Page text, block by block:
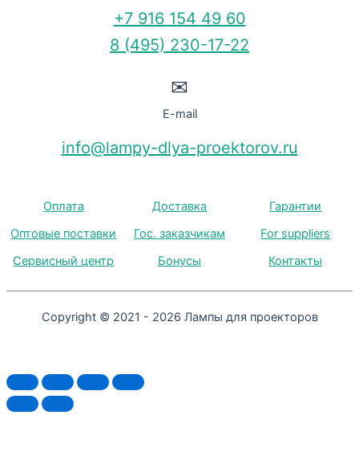
+7 916 154 49 60
8 (495) 230-17-22
✉
E-mail
info@lampy-dlya-proektorov.ru
Оплата Доставка
Гарантии
Оптовые поставки
Гос. заказчикам
For suppliers
Сервисный центр
Бонусы Контакты
Copyright © 2021 - 2026 Лампы для проекторов